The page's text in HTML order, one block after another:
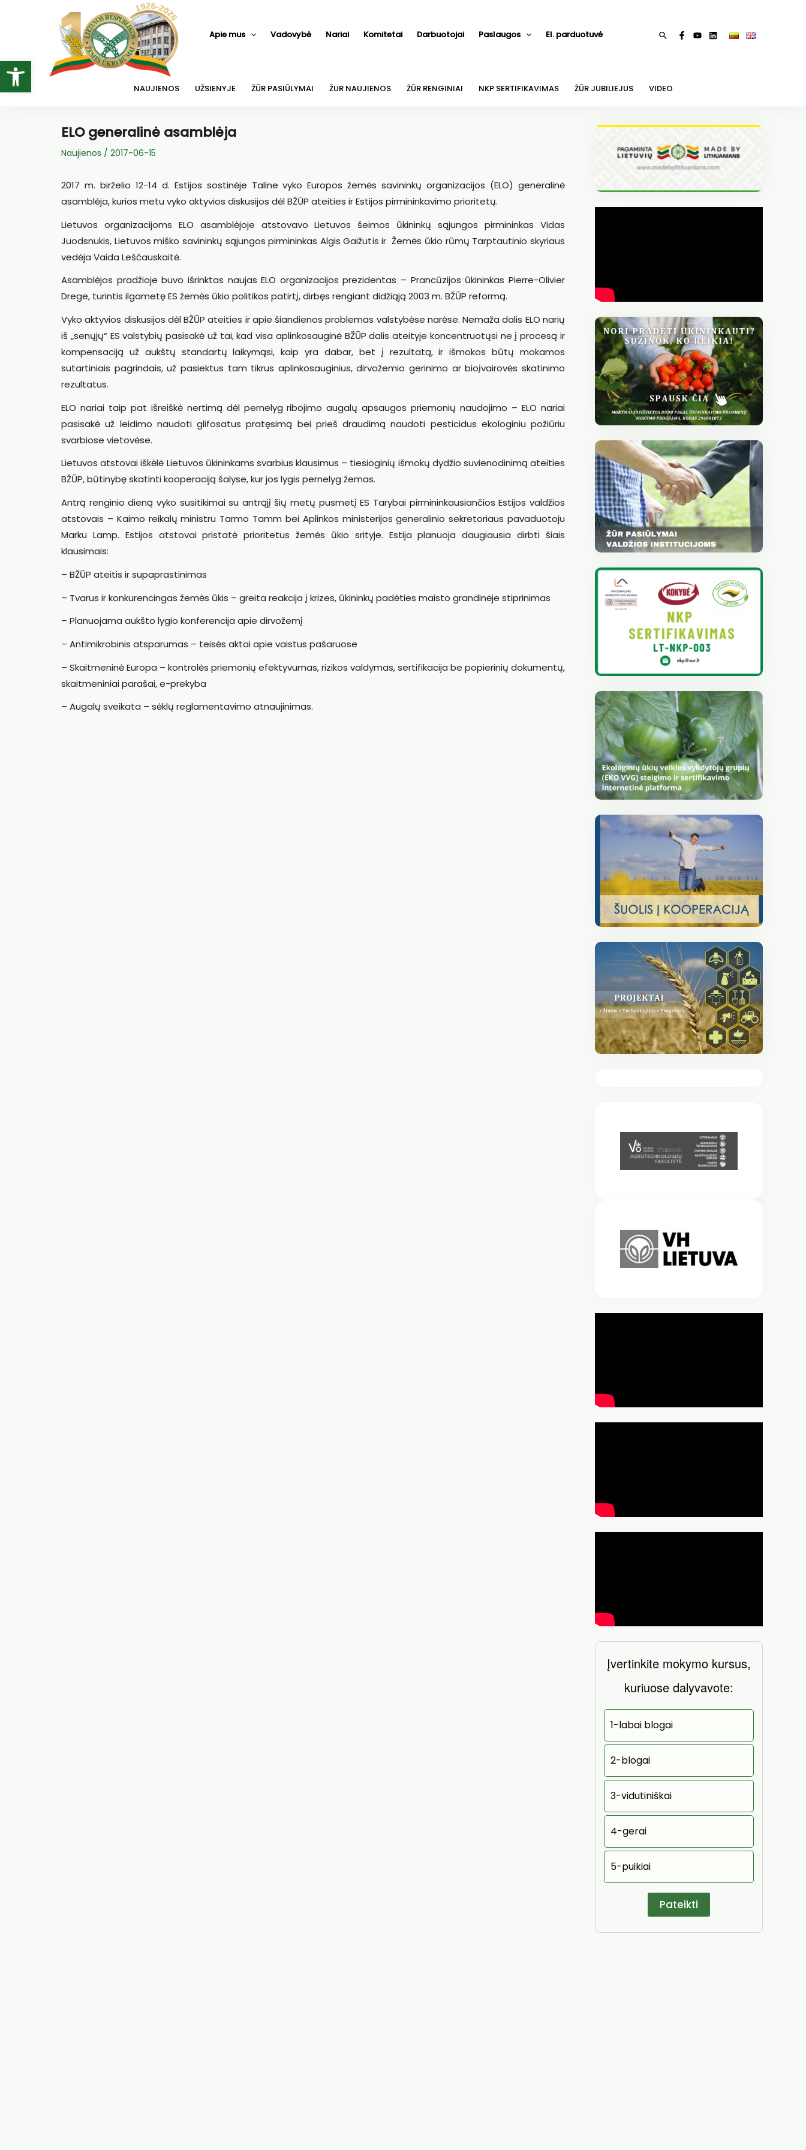
Open toolbar
Apie mus Vadovybė Nariai Komitetai Darbuotojai Paslaugos El. parduotuvė Paieška
NAUJIENOS UŽSIENYJE ŽŪR PASIŪLYMAI ŽUR NAUJIENOS ŽŪR RENGINIAI NKP SERTIFIKAVIMAS ŽŪR JUBILIEJUS VIDEO
ELO generalinė asamblėja
Naujienos / 2017-06-15
2017 m. birželio 12-14 d. Estijos sostinėje Taline vyko Europos žemės savininkų organizacijos (ELO) generalinė
asamblėja, kurios metu vyko aktyvios diskusijos dėl BŽŪP ateities ir Estijos pirmininkavimo prioritetų.
Lietuvos organizacijoms ELO asamblėjoje atstovavo Lietuvos šeimos ūkininkų sąjungos pirmininkas Vidas
Juodsnukis, Lietuvos miško savininkų sąjungos pirmininkas Algis Gaižutis ir Žemės ūkio rūmų Tarptautinio skyriaus
vedėja Vaida Leščauskaitė.
Asamblėjos pradžioje buvo išrinktas naujas ELO organizacijos prezidentas – Prancūzijos ūkininkas Pierre-Olivier
Drege, turintis ilgametę ES žemės ūkio politikos patirtį, dirbęs rengiant didžiąją 2003 m. BŽŪP reformą.
Vyko aktyvios diskusijos dėl BŽŪP ateities ir apie šiandienos problemas valstybėse narėse. Nemaža dalis ELO narių
iš „senųjų“ ES valstybių pasisakė už tai, kad visa aplinkosauginė BŽŪP dalis ateityje koncentruotųsi ne į procesą ir
kompensaciją už aukštų standartų laikymąsi, kaip yra dabar, bet į rezultatą, ir išmokos būtų mokamos
sutartiniais pagrindais, už pasiektus tam tikrus aplinkosauginius, dirvožemio gerinimo ar bioįvairovės skatinimo
rezultatus.
ELO nariai taip pat išreiškė nertimą dėl pernelyg ribojimo augalų apsaugos priemonių naudojimo – ELO nariai
pasisakė už leidimo naudoti glifosatus pratęsimą bei prieš draudimą naudoti pesticidus ekologiniu požiūriu
svarbiose vietovėse.
Lietuvos atstovai iškėlė Lietuvos ūkininkams svarbius klausimus – tiesioginių išmokų dydžio suvienodinimą ateities
BŽŪP, būtinybę skatinti kooperaciją šalyse, kur jos lygis pernelyg žemas.
Antrą renginio dieną vyko susitikimai su antrąjį šių metų pusmetį ES Tarybai pirmininkausiančios Estijos valdžios
atstovais – Kaimo reikalų ministru Tarmo Tamm bei Aplinkos ministerijos generalinio sekretoriaus pavaduotoju
Marku Lamp. Estijos atstovai pristatė prioritetus žemės ūkio srityje. Estija planuoja daugiausia dirbti šiais
klausimais:
– BŽŪP ateitis ir supaprastinimas
– Tvarus ir konkurencingas žemės ūkis – greita reakcija į krizes, ūkininkų padėties maisto grandinėje stiprinimas
– Planuojama aukšto lygio konferencija apie dirvožemį
– Antimikrobinis atsparumas – teisės aktai apie vaistus pašaruose
– Skaitmeninė Europa – kontrolės priemonių efektyvumas, rizikos valdymas, sertifikacija be popierinių dokumentų,
skaitmeniniai parašai, e-prekyba
– Augalų sveikata – sėklų reglamentavimo atnaujinimas.
Įvertinkite mokymo kursus,
kuriuose dalyvavote:
1-labai blogai
2-blogai
3-vidutiniškai
4-gerai
5-puikiai